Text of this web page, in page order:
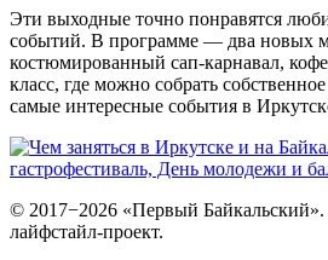
Эти выходные точно понравятся
событий. В программе — два новых
костюмированный сап-карнавал,
класс, где можно собрать
самые интересные события в
© 2017−2026 «Первый
лайфстайл-проект.